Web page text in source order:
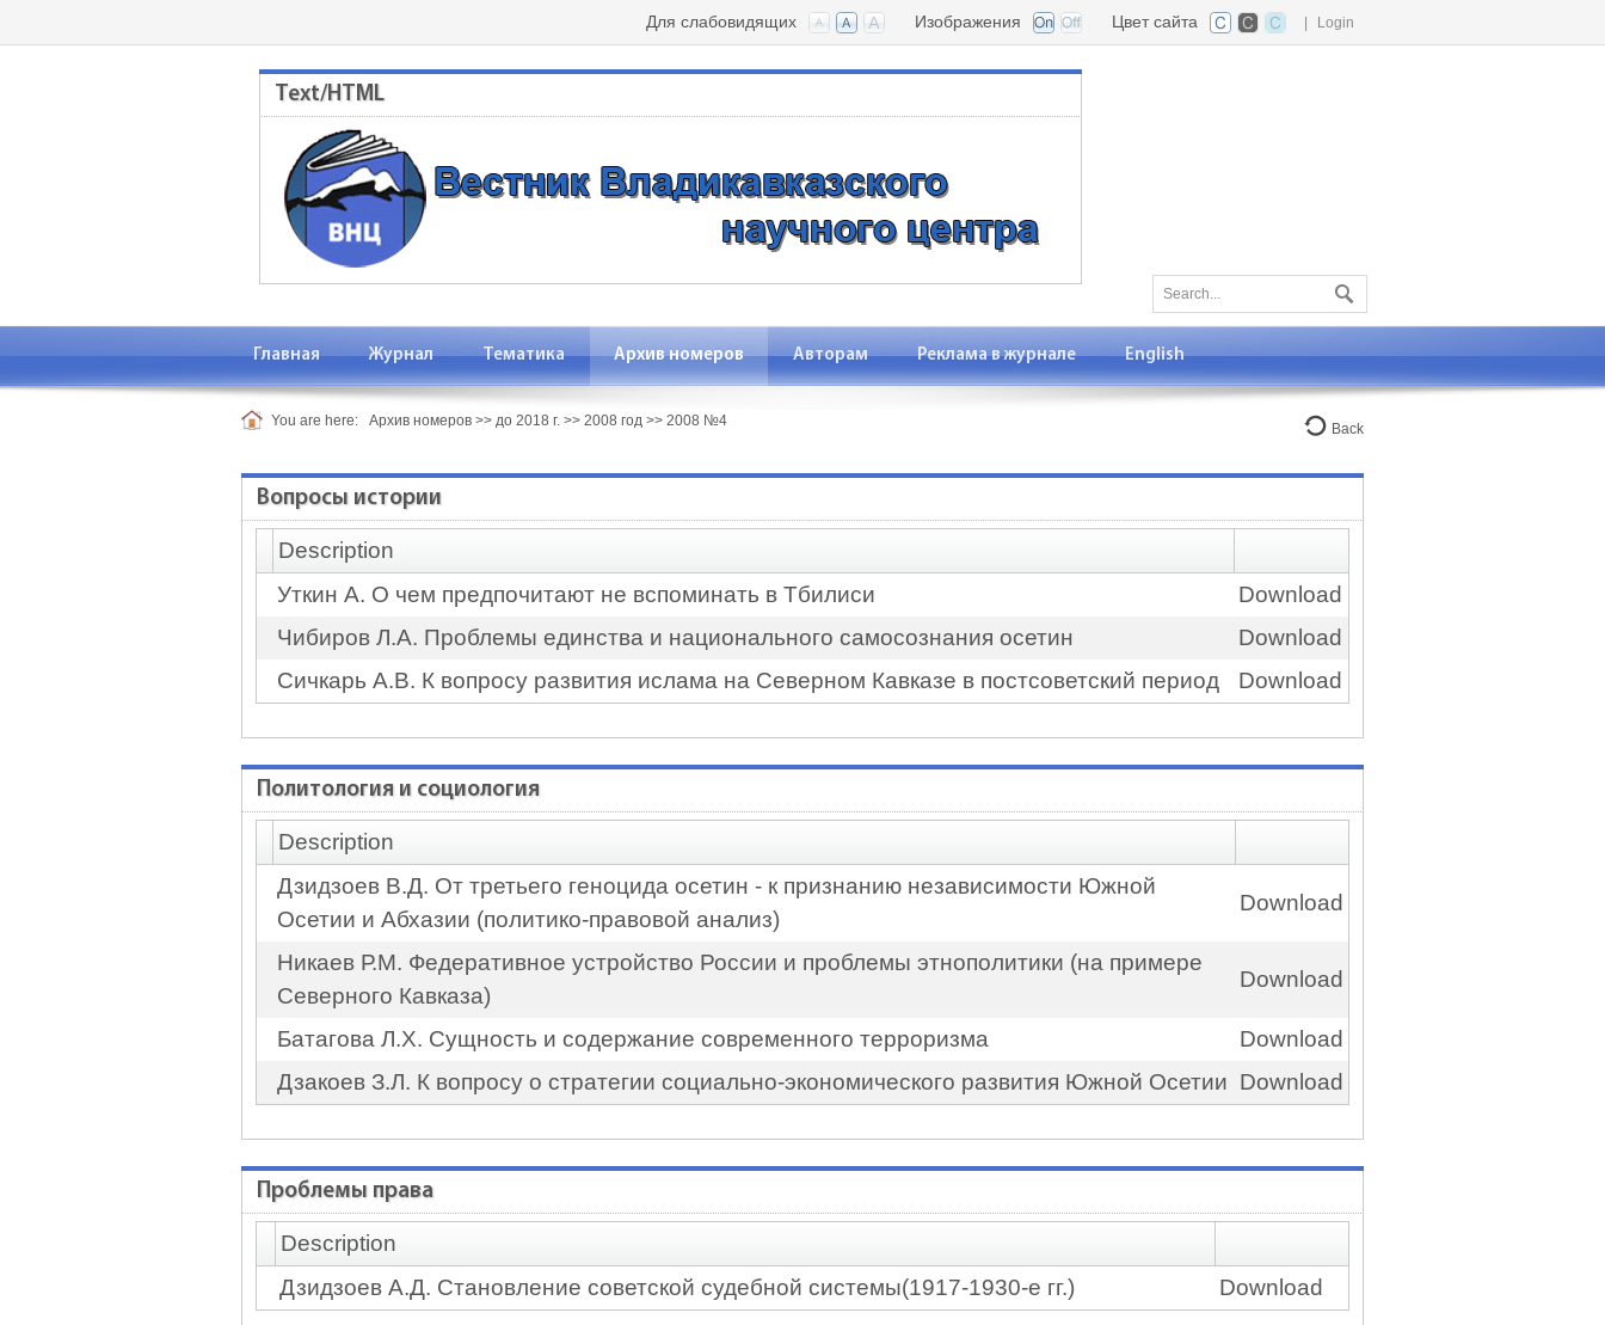
Login
Цвет сайта
Изображения
Для слабовидящих
Text/HTML
Главная Журнал Тематика Архив номеров Авторам Реклама в журнале English
You are here: Архив номеров >> до 2018 г. >> 2008 год >> 2008 №4 Back
Вопросы истории
Description
Уткин А. О чем предпочитают не вспоминать в Тбилиси
Download
Чибиров Л.А. Проблемы единства и национального самосознания осетин
Download
Сичкарь А.В. К вопросу развития ислама на Северном Кавказе в постсоветский период
Download
Политология и социология
Description
Дзидзоев В.Д. От третьего геноцида осетин - к признанию независимости Южной
Осетии и Абхазии (политико-правовой анализ)
Download
Никаев Р.М. Федеративное устройство России и проблемы этнополитики (на примере
Северного Кавказа)
Download
Батагова Л.Х. Сущность и содержание современного терроризма
Download
Дзакоев З.Л. К вопросу о стратегии социально-экономического развития Южной Осетии Download
Проблемы права
Description
Дзидзоев А.Д. Становление советской судебной системы(1917-1930-е гг.)
Download